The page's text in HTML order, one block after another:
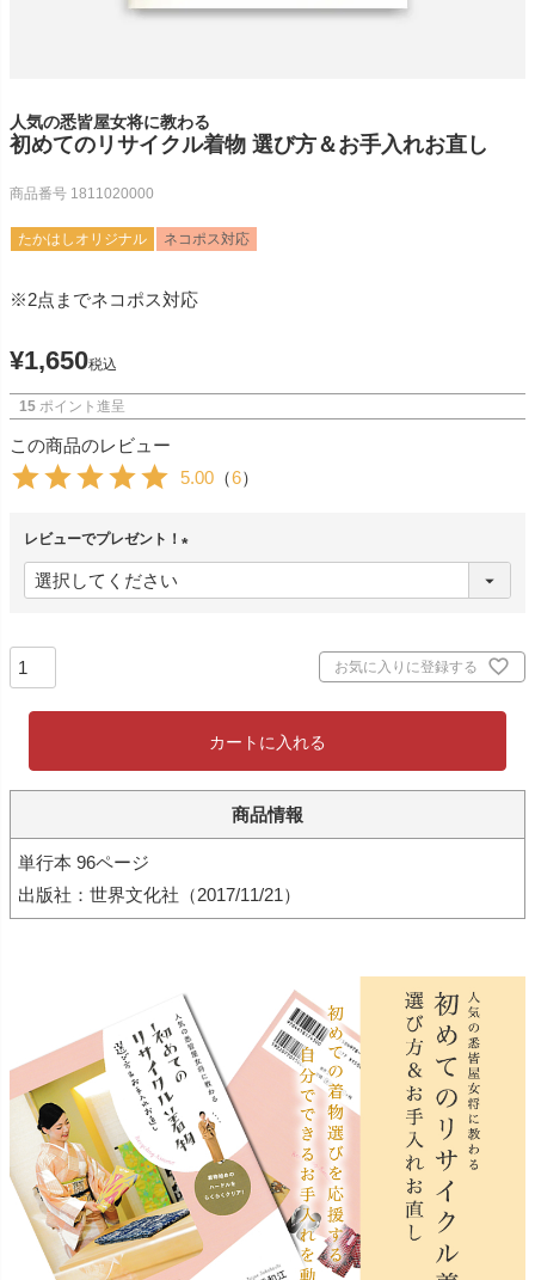
人気の悉皆屋女将に教わる
初めてのリサイクル着物 選び方＆お手入れお直し
商品番号 1811020000
たかはしオリジナル ネコポス対応
※2点までネコポス対応
¥1,650税込
15 ポイント進呈
この商品のレビュー
5.00 （6）
レビューでプレゼント！
必
お気に入りに登録する
カートに入れる
商品情報
単行本 96ページ
出版社：世界文化社（2017/11/21）